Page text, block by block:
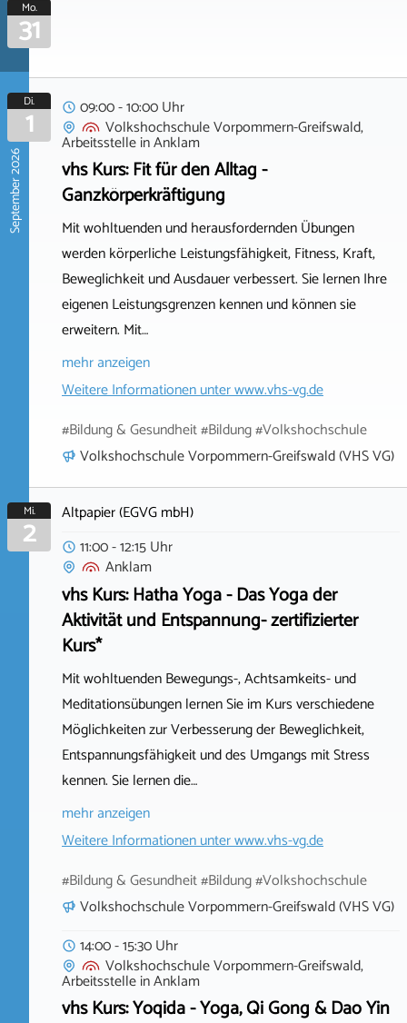
Mo.
31
September 2026
Di.
1
09:00 - 10:00 Uhr
Volkshochschule Vorpommern-Greifswald,
ArbeitsstelleinAnklam
vhs Kurs: Fit für den Alltag -
Ganzkörperkräftigung
Mit wohltuenden und herausfordernden Übungen
werden körperliche Leistungsfähigkeit, Fitness, Kraft,
Beweglichkeit und Ausdauer verbessert. Sie lernen Ihre
eigenen Leistungsgrenzen kennen und können sie
erweitern. Mit…
mehr anzeigen
Weitere Informationen unterwww.vhs-vg.de
#Bildung & Gesundheit #Bildung #Volkshochschule
Volkshochschule Vorpommern-Greifswald (VHS VG)
Mi.
2
Altpapier (EGVG mbH)
11:00 - 12:15 Uhr
Anklam
vhs Kurs: Hatha Yoga - Das Yoga der
Aktivität und Entspannung- zertifizierter
Kurs*
Mit wohltuenden Bewegungs-, Achtsamkeits- und
Meditationsübungen lernen Sie im Kurs verschiedene
Möglichkeiten zur Verbesserung der Beweglichkeit,
Entspannungsfähigkeit und des Umgangs mit Stress
kennen. Sie lernen die…
mehr anzeigen
Weitere Informationen unterwww.vhs-vg.de
#Bildung & Gesundheit #Bildung #Volkshochschule
Volkshochschule Vorpommern-Greifswald (VHS VG)
14:00 - 15:30 Uhr
Volkshochschule Vorpommern-Greifswald,
ArbeitsstelleinAnklam
vhs Kurs: Yoqida - Yoga, Qi Gong & Dao Yin